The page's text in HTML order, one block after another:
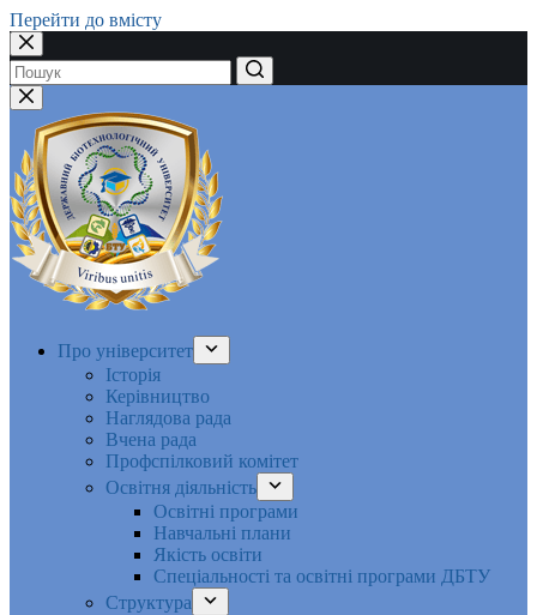
Перейти до вмісту
Немає
результатів
Про університет
Історія
Керівництво
Наглядова рада
Вчена рада
Профспілковий комітет
Освітня діяльність
Освітні програми
Навчальні плани
Якість освіти
Спеціальності та освітні програми ДБТУ
Структура